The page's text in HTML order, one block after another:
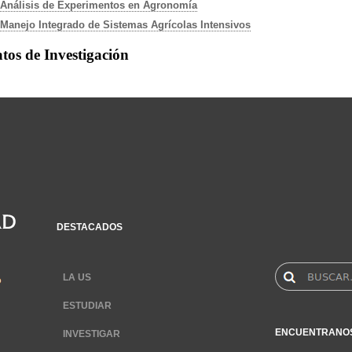
Análisis de Experimentos en Agronomía
Manejo Integrado de Sistemas Agrícolas Intensivos
de Investigación
DESTACADOS
LA US
ESTUDIAR
INVESTIGAR